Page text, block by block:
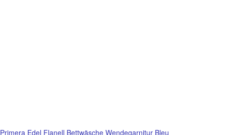
Primera Edel Flanell Bettwäsche Wendegarnitur Bleu